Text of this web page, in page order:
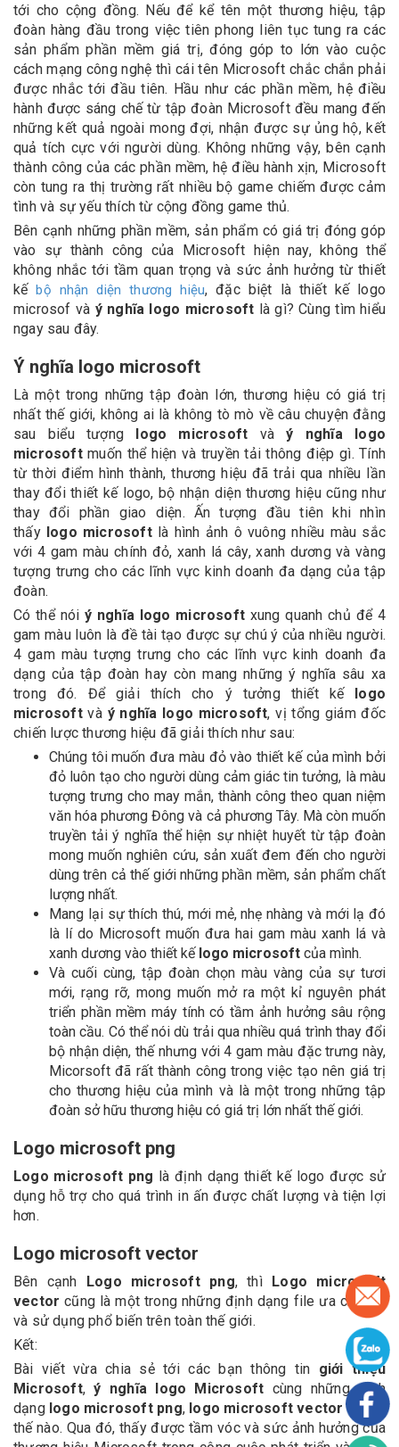
tới cho cộng đồng. Nếu để kể tên một thương hiệu, tập
đoàn hàng đầu trong việc tiên phong liên tục tung ra các
sản phẩm phần mềm giá trị, đóng góp to lớn vào cuộc
cách mạng công nghệ thì cái tên Microsoft chắc chắn phải
được nhắc tới đầu tiên. Hầu như các phần mềm, hệ điều
hành được sáng chế từ tập đoàn Microsoft đều mang đến
những kết quả ngoài mong đợi, nhận được sự ủng hộ, kết
quả tích cực với người dùng. Không những vậy, bên cạnh
thành công của các phần mềm, hệ điều hành xịn, Microsoft
còn tung ra thị trường rất nhiều bộ game chiếm được cảm
tình và sự yếu thích từ cộng đồng game thủ.
Bên cạnh những phần mềm, sản phẩm có giá trị đóng góp
vào sự thành công của Microsoft hiện nay, không thể
không nhắc tới tầm quan trọng và sức ảnh hưởng từ thiết
kếbộ nhận diện thương hiệu, đặc biệt là thiết kế logo
microsof và ý nghĩa logo microsoft là gì? Cùng tìm hiểu
ngay sau đây.
Ý nghĩa logo microsoft
Là một trong những tập đoàn lớn, thương hiệu có giá trị
nhất thế giới, không ai là không tò mò về câu chuyện đằng
sau biểu tượng logo microsoft vàý nghĩa logo
microsoftmuốn thể hiện và truyền tải thông điệp gì. Tính
từ thời điểm hình thành, thương hiệu đã trải qua nhiều lần
thay đổi thiết kế logo, bộ nhận diện thương hiệu cũng như
thay đổi phần giao diện. Ấn tượng đầu tiên khi nhìn
thấy logo microsoftlà hình ảnh ô vuông nhiều màu sắc
với 4 gam màu chính đỏ, xanh lá cây, xanh dương và vàng
tượng trưng cho các lĩnh vực kinh doanh đa dạng của tập
đoàn.
Có thể nói ý nghĩa logo microsoft xung quanh chủ để 4
gam màu luôn là đề tài tạo được sự chú ý của nhiều người.
4 gam màu tượng trưng cho các lĩnh vực kinh doanh đa
dạng của tập đoàn hay còn mang những ý nghĩa sâu xa
trong đó. Để giải thích cho ý tưởng thiết kế logo
microsoftvà ý nghĩa logo microsoft, vị tổng giám đốc
chiến lược thương hiệu đã giải thích như sau:
Chúng tôi muốn đưa màu đỏ vào thiết kế của mình bởi
đỏ luôn tạo cho người dùng cảm giác tin tưởng, là màu
tượng trưng cho may mắn, thành công theo quan niệm
văn hóa phương Đông và cả phương Tây. Mà còn muốn
truyền tải ý nghĩa thể hiện sự nhiệt huyết từ tập đoàn
mong muốn nghiên cứu, sản xuất đem đến cho người
dùng trên cả thế giới những phần mềm, sản phẩm chất
lượng nhất.
Mang lại sự thích thú, mới mẻ, nhẹ nhàng và mới lạ đó
là lí do Microsoft muốn đưa hai gam màu xanh lá và
xanh dương vào thiết kế logo microsoft của mình.
Và cuối cùng, tập đoàn chọn màu vàng của sự tươi
mới, rạng rỡ, mong muốn mở ra một kỉ nguyên phát
triển phần mềm máy tính có tầm ảnh hưởng sâu rộng
toàn cầu. Có thể nói dù trải qua nhiều quá trình thay đổi
bộ nhận diện, thế nhưng với 4 gam màu đặc trưng này,
Micorsoft đã rất thành công trong việc tạo nên giá trị
cho thương hiệu của mình và là một trong những tập
đoàn sở hữu thương hiệu có giá trị lớn nhất thế giới.
Logo microsoft png
Logo microsoft png là định dạng thiết kế logo được sử
dụng hỗ trợ cho quá trình in ấn được chất lượng và tiện lợi
hơn.
Logo microsoft vector
Bên cạnh Logo microsoft png, thì Logo microsoft
vector cũng là một trong những định dạng file ưa chuộng
và sử dụng phổ biến trên toàn thế giới.
Kết:
Bài viết vừa chia sẻ tới các bạn thông tin giới thiệu
Microsoft,ý nghĩa logo Microsoft cùng những định
dạng logo microsoft png, logo microsoft vector là như
thế nào. Qua đó, thấy được tầm vóc và sức ảnh hưởng của